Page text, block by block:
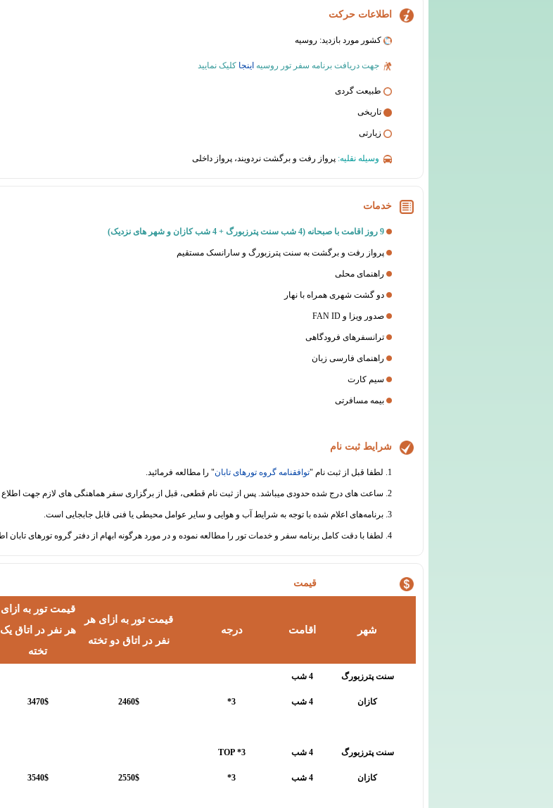
اطلاعات حرکت
کشور مورد بازدید: روسیه
جهت دریافت برنامه سفر تور روسیه اینجا کلیک نمایید
طبیعت گردی
تاریخی
زیارتی
وسیله نقلیه: پرواز رفت و برگشت نردویند، پرواز داخلی
خدمات
9 روز اقامت با صبحانه (4 شب سنت پترزبورگ + 4 شب کازان و شهر های نزدیک)
پرواز رفت و برگشت به سنت پترزبورگ و سارانسک مستقیم
راهنمای محلی
دو گشت شهری همراه با نهار
صدور ویزا و FAN ID
ترانسفرهای فرودگاهی
راهنمای فارسی زبان
سیم کارت
بیمه مسافرتی
شرایط ثبت نام
1. لطفا قبل از ثبت نام " توافقنامه گروه تورهای تابان" را مطالعه فرمائید.
2. ساعت های درج شده حدودی میباشد. پس از ثبت نام قطعی، قبل از برگزاری سفر هماهنگی های لازم جهت اطلاع رسانی از ساعت دقیق حرکت انجام خواهد شد.
3. برنامه‌های اعلام شده با توجه به شرایط آب و هوایی و سایر عوامل محیطی یا فنی قابل جابجایی است.
4. لطفا با دقت کامل برنامه سفر و خدمات تور را مطالعه نموده و در مورد هرگونه ابهام از دفتر گروه تورهای تابان اطلاعات لازم را دریافت نمائید.
قیمت
شهر اقامت درجه
قیمت تور به ازای هر
نفر در اتاق دو تخته
قیمت تور به ازای
هر نفر در اتاق یک
تخته
سنت پترزبورگ 4 شب
3*
2460$
3470$ کازان 4 شب
سنت پترزبورگ 4 شب 3* TOP
2550$
3540$ کازان 4 شب 3*